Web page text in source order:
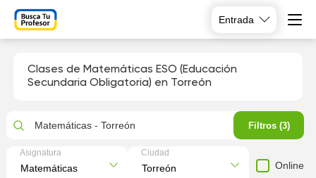
Entrada
Clases de Matemáticas ESO (Educación
Secundaria Obligatoria) en Torreón
Matemáticas - Torreón Filtros (3)
Asignatura Ciudad
Online